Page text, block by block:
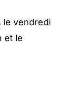
le vendredi
et le